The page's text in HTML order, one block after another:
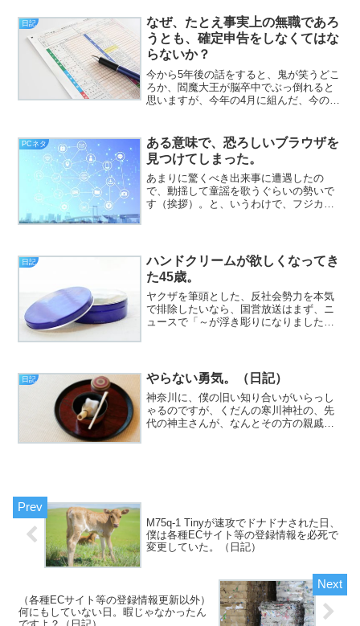
かりしても、僕にも皆様にも、あまり
（と言うか、ほぼ）メリット...
日記
なぜ、たとえ事実上の無職であろ
うとも、確定申告をしなくてはな
らないか？
今から5年後の話をすると、鬼が笑うどこ
ろか、閻魔大王が脳卒中でぶっ倒れると
思いますが、今年の4月に組んだ、今のマ
が、どうにかこうにか5年ぐらい持ってく
れたことを考える...
PCネタ
ある意味で、恐ろしいブラウザを
見つけてしまった。
あまりに驚くべき出来事に遭遇したの
で、動揺して童謡を歌うぐらいの勢いで
す（挨拶）。と、いうわけで、フジカワ
るような事案に遭遇したので...
日記
ハンドクリームが欲しくなってき
た45歳。
ヤクザを筆頭とした、反社会勢力を本気
で排除したいなら、国営放送はまず、ニ
ュースで「～が浮き彫りになりました」
日記 やらない勇気。（日記）
神奈川に、僕の旧い知り合いがいらっし
ゃるのですが、くだんの寒川神社の、先
代の神主さんが、なんとその方の親戚だ
M75q-1 Tinyが速攻でドナドナされた日、
僕は各種ECサイト等の登録情報を必死で
変更していた。（日記）
（各種ECサイト等の登録情報更新以外）
何にもしていない日。暇じゃなかったん